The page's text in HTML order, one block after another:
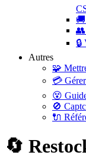
🚚
👥
🔒
Autres
🧩
💳
😵
🚫
🔌
🔄